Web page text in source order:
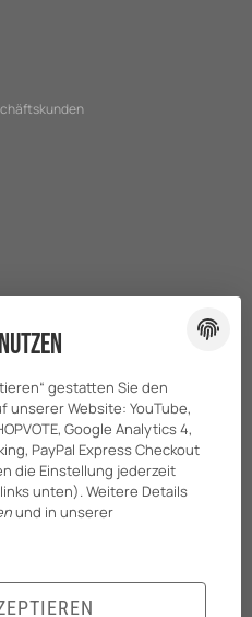
gestatten Sie den
unserer Website: YouTube,
Google Analytics 4,
PayPal Express Checkout
die Einstellung jederzeit
unten). Weitere Details
und in unserer